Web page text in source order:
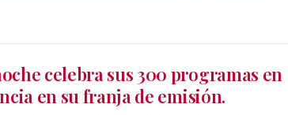
celebra sus 300 programas en
en su franja de emisión.